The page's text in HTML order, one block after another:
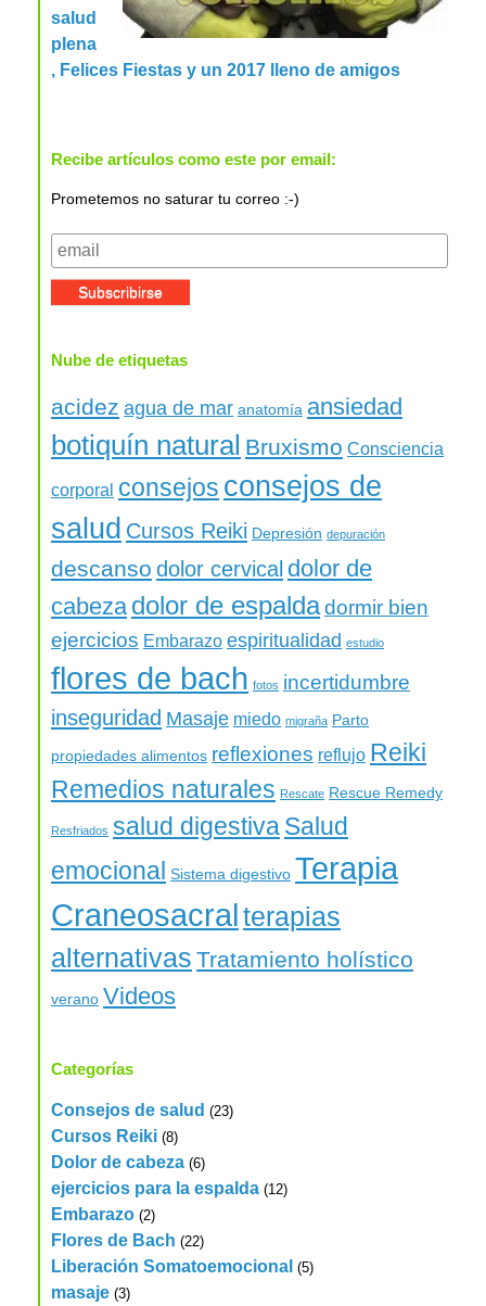
salud
plena
, Felices Fiestas y un 2017 lleno de amigos
Recibe artículos como este por email:
Prometemos no saturar tu correo :-)
Nube de etiquetas
acidez agua de mar anatomía ansiedad
botiquín natural Bruxismo Consciencia
corporal consejos consejos de
salud Cursos Reiki Depresión depuración
descanso dolor cervical dolor de
cabeza dolor de espaldadormir bien
ejercicios Embarazo espiritualidad estudio
flores de bach fotos incertidumbre
inseguridad Masaje miedo migraña Parto
propiedades alimentos reflexiones reflujo Reiki
Remedios naturales Rescate Rescue Remedy
Resfriados salud digestivaSalud
emocional Sistema digestivo Terapia
Craneosacralterapias
alternativas Tratamiento holístico
verano Videos
Categorías
Consejos de salud (23)
Cursos Reiki (8)
Dolor de cabeza (6)
ejercicios para la espalda (12)
Embarazo (2)
Flores de Bach (22)
Liberación Somatoemocional (5)
masaje (3)